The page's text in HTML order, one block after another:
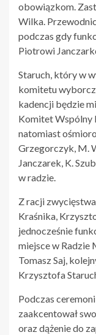
obowiązkom.
Wilka.
podczas gdy
Piotrowi
Staruch, który w
komitetu
kadencji będzie
Komitet Wspólny
natomiast
Grzegorczyk, M.
Janczarek, K.
w radzie.
Z racji
Kraśnika,
jednocześnie
miejsce w Radzie
Tomasz Saj,
Krzysztofa
Podczas
zaakcentował
oraz dążenie do